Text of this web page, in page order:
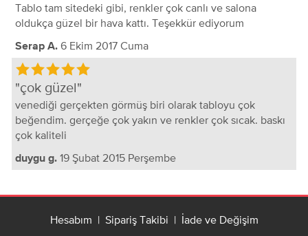
Tablo tam sitedeki gibi, renkler çok canlı ve salona
oldukça güzel bir hava kattı. Teşekkür ediyorum
Serap A. 6 Ekim 2017 Cuma
çok güzel
venediği gerçekten görmüş biri olarak tabloyu çok
beğendim. gerçeğe çok yakın ve renkler çok sıcak. baskı
çok kaliteli
duygu g. 19 Şubat 2015 Perşembe
Hesabım | Sipariş Takibi | İade ve Değişim